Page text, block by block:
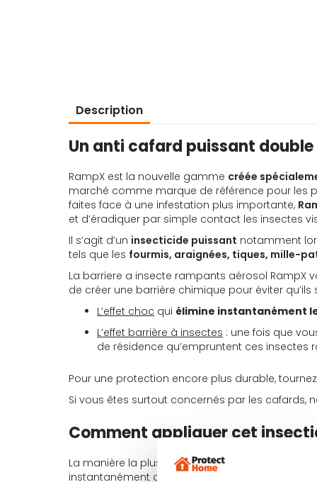
Description
Un anti cafard puissant
RampX est la nouvelle gamme créée
marché comme marque de référence pour les
faites face à une infestation plus importante,
et d’éradiquer par simple contact les insectes
Il s’agit d’un insecticide puissant notamment
tels que les fourmis, araignées, tiques, mille-
La barriere a insecte rampants aérosol RampX
de créer une barrière chimique pour éviter
L’effet choc qui élimine instantanément
L’effet barrière à insectes : une fois que
de résidence qu’empruntent ces
Pour une protection encore plus durable,
Si vous êtes surtout concernés par les cafards,
Comment appliquer cet
La manière la plus efficace et la plus simple
instantanément au contact de l’insecticide.